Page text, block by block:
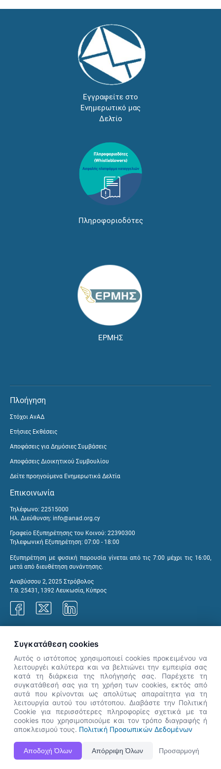
Εγγραφείτε στο
Ενημερωτικό μας
Δελτίο
Πληροφοριοδότες
ΕΡΜΗΣ
Πλοήγηση
Στόχοι ΑνΑΔ
Ετήσιες Εκθέσεις
Αποφάσεις για Δημόσιες Συμβάσεις
Αποφάσεις Διοικητικού Συμβουλίου
Δείτε προηγούμενα Ενημερωτικά Δελτία
Επικοινωνία
Τηλέφωνο: 22515000
Ηλ. Διεύθυνση: info@anad.org.cy
Γραφείο Εξυπηρέτησης του Κοινού: 22390300
Τηλεφωνική Εξυπηρέτηση: 07:00 - 18:00
Εξυπηρέτηση με φυσική παρουσία γίνεται από τις 7:00 μέχρι τις 16:00,
μετά από διευθέτηση συνάντησης.
Αναβύσσου 2, 2025 Στρόβολος
Τ.Θ. 25431, 1392 Λευκωσία, Κύπρος
Η Ιστοσελίδα ΑνΑΔ είναι πλήρως συμβατή με τις νεότερες εκδόσεις, Google Chrome, Mozilla Firefox,
Apple Safari καθώς και Internet Explorer.
👋 Καλώς ήρθες! Είμαι η Νόησις.
Πες μου πώς μπορώ να σε βοηθήσω
σήμερα.
Συγκατάθεση cookies
Αυτός ο ιστότοπος χρησιμοποιεί cookies προκειμένου να
λειτουργέι καλύτερα και να βελτιώνει την εμπειρία σας
κατά τη διάρκεια της πλοήγησής σας. Παρέχετε τη
συγκατάθεσή σας για τη χρήση των cookies, εκτός από
αυτά που κρίνονται ως απολύτως απαραίτητα για τη
λειτουργία αυτού του ιστότοπου. Διαβάστε την Πολιτική
Cookie για περισσότερες πληροφορίες σχετικά με τα
cookies που χρησιμοποιούμε και τον τρόπο διαγραφής ή
αποκλεισμού τους. Πολιτική Προσωπικών Δεδομένων
Αποδοχή Όλων Απόρριψη Όλων Προσαρμογή